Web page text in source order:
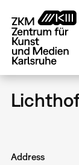
zum
Inhalt
Address